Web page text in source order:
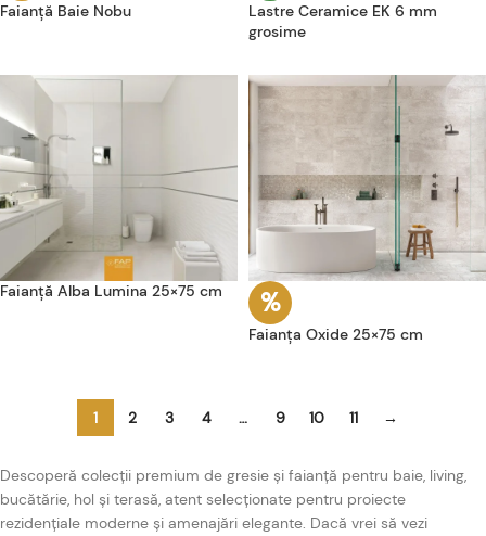
Faianță Baie Nobu
Lastre Ceramice EK 6 mm
grosime
Faianță Alba Lumina 25×75 cm
Faianța Oxide 25×75 cm
1 2 3 4 … 9 10 11 →
Descoperă colecții premium de gresie și faianță pentru baie, living,
bucătărie, hol și terasă, atent selecționate pentru proiecte
rezidențiale moderne și amenajări elegante. Dacă vrei să vezi